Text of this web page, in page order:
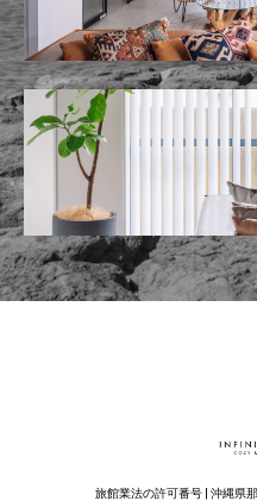
旅館業法の許可番号 | 沖縄県